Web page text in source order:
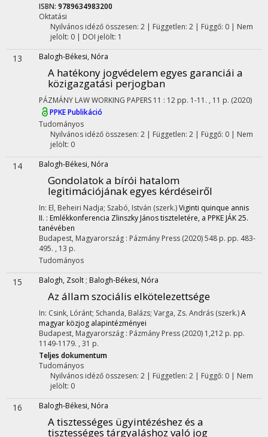
ISBN: 9789634983200
Oktatási
Nyilvános idéző összesen: 2| Független: 2 | Függő: 0 | Nem
jelölt: 0 | DOI jelölt: 1
13 Balogh-Békesi, Nóra
A hatékony jogvédelem egyes garanciái a
közigazgatási perjogban
PÁZMÁNY LAW WORKING PAPERS 11 : 12 pp. 1-11. , 11 p. (2020)
PPKE Publikáció
Tudományos
Nyilvános idéző összesen: 2| Független: 2 | Függő: 0 | Nem
jelölt: 0
14 Balogh-Békesi, Nóra
Gondolatok a bírói hatalom
legitimációjának egyes kérdéseiről
In: El, Beheiri Nadja; Szabó, István (szerk.)Viginti quinque annis
II. : Emlékkonferencia Zlinszky János tiszteletére, a PPKE JÁK 25.
tanévében
Budapest, Magyarország : Pázmány Press (2020)548 p. pp. 483-
495. , 13 p.
Tudományos
15 Balogh, Zsolt ; Balogh-Békesi, Nóra
Az állam szociális elkötelezettsége
In: Csink, Lóránt; Schanda, Balázs; Varga, Zs. András (szerk.)A
magyar közjog alapintézményei
Budapest, Magyarország : Pázmány Press (2020) 1,212 p. pp.
1149-1179. , 31 p.
Teljes dokumentum
Tudományos
Nyilvános idéző összesen: 2| Független: 2 | Függő: 0 | Nem
jelölt: 0
16 Balogh-Békesi, Nóra
A tisztességes ügyintézéshez és a
tisztességes tárgyaláshoz való jog